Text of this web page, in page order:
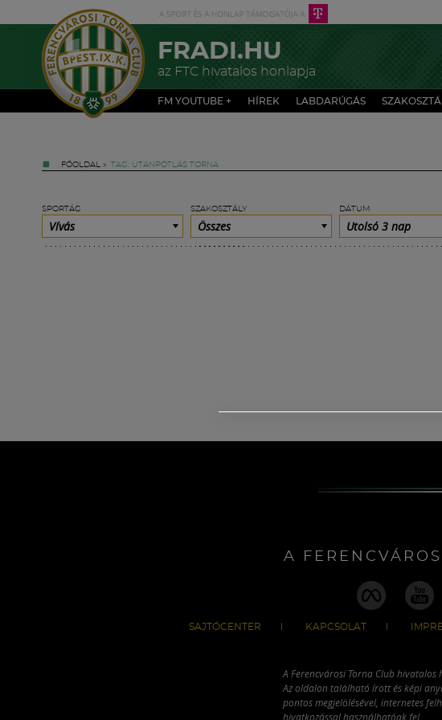
FRADI.HU
az FTC hivatalos honlapja
FM YOUTUBE + HÍREK LABDARÚGÁS
FŐOLDAL » TAG: UTÁNPÓTLÁS TORNA
SPORTÁG
Vívás
SZAKOSZTÁLY
Összes
DÁTUM
Utolsó 3 nap
A
SAJTÓCENTER KAPCSOLAT
A Ferencvárosi Torna Club hivatalos
Az oldalon található írott és képi
pontos megjelölésével, internetes
hivatkozással használhatóak fel.